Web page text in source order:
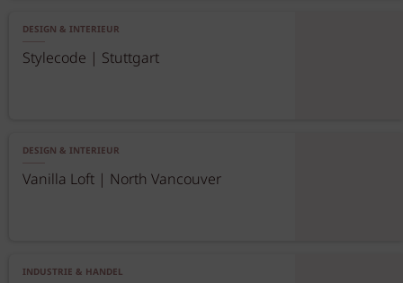
DESIGN & INTERIEUR
Stylecode | Stuttgart
DESIGN & INTERIEUR
Vanilla Loft | North Vancouver
INDUSTRIE & HANDEL